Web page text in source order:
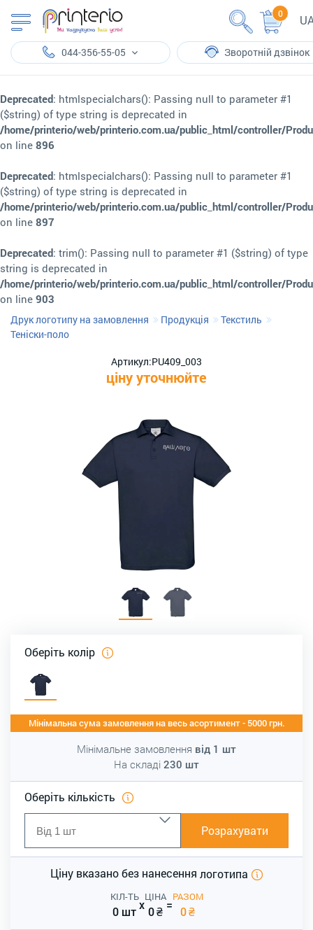
Deprecated: htmlspecialchars(): Passing null to parameter #1
($string) of type string is deprecated in
/home/printerio/web/printerio.com.ua/public_html/controller/
on line 896
Deprecated: htmlspecialchars(): Passing null to parameter #1
($string) of type string is deprecated in
/home/printerio/web/printerio.com.ua/public_html/controller/
on line 897
Deprecated: trim(): Passing null to parameter #1 ($string) of type
string is deprecated in
/home/printerio/web/printerio.com.ua/public_html/controller/
on line 903
0
044-356-55-05 Зворотній дзвінок
Друк логотипу на замовлення Продукція
Текстиль
Теніски-поло
Артикул:PU409_003
ціну уточнюйте
Оберіть колір
Мінімальна сума замовлення на весь асортимент - 5000 грн.
Мінімальне замовлення від 1 шт
На складі 230 шт
Оберіть кількість
Розрахувати
Ціну вказано без нанесення логотипа
КІЛ-ТЬ
0 штx
ЦІНА
0₴ =
РАЗОМ
0₴